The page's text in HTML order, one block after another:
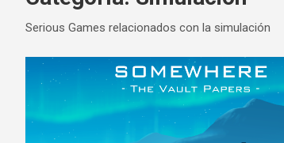
Serious Games relacionados con la simulación